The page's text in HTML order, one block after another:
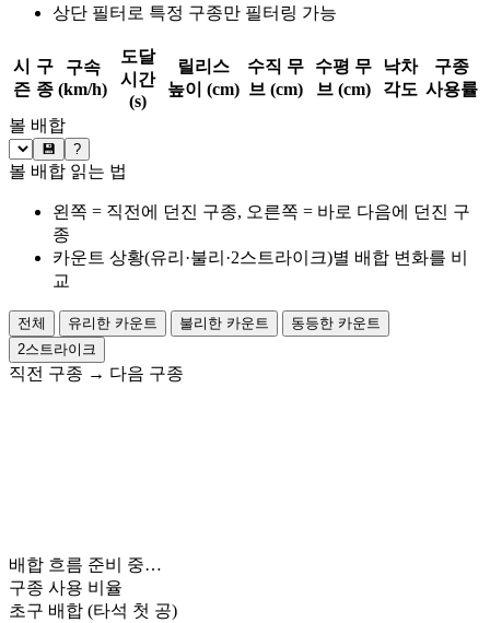
상단 필터로 특정 구종만 필터링 가능
시
즌
구
종
구속
(km/h)
도달
시간
(s)
릴리스
높이 (cm)
수직 무
브 (cm)
수평 무
브 (cm)
낙차
각도
구종
사용률
볼 배합
💾 ?
볼 배합 읽는 법
왼쪽 = 직전에 던진 구종, 오른쪽 = 바로 다음에 던진 구
종
카운트 상황(유리·불리·2스트라이크)별 배합 변화를 비
교
전체 유리한 카운트 불리한 카운트
동등한 카운트
2스트라이크
직전 구종 → 다음 구종
배합 흐름 준비 중…
구종 사용 비율
초구 배합 (타석 첫 공)